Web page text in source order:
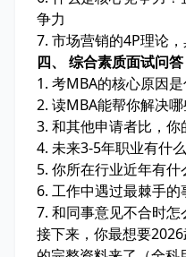
争力
7. 市场营销的4P理论
四、 综合素质面试问答
1. 考MBA的核心原因是
2. 读MBA能帮你解决
3. 和其他申请者比，你
4. 未来3-5年职业有什
5. 你所在行业近年有什
6. 工作中遇过最棘手
7. 和同事意见不合时怎
接下来，你最想要